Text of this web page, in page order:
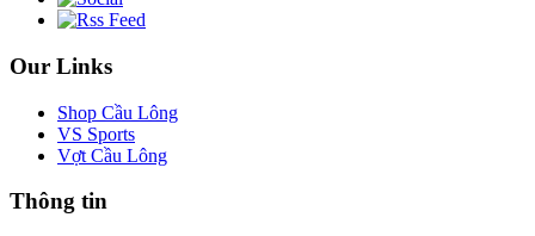
Our Links
Shop Cầu Lông
VS Sports
Vợt Cầu Lông
Thông tin